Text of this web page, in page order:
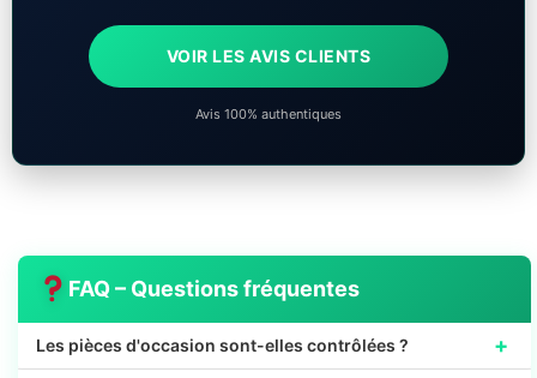
VOIR LES AVIS CLIENTS
Avis 100% authentiques
FAQ – Questions fréquentes
Les pièces d'occasion sont-elles contrôlées ? +